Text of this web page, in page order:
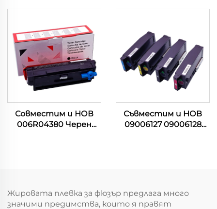
Xpress M 3820 3870
407NK
Капак на Касета за
SL M3320 3370 3380
3825 3870 3875 4020
4070 4075
Совместим и НОВ
006R04380 Черен
снабдевания
Съвместим и НОВ
09006127 09006128
Жировата плевка за фюзър предлага много
значими предимства, които я правят